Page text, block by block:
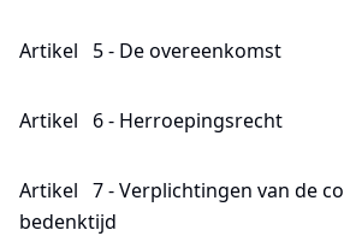
Artikel 5 - De overeenkomst
Artikel 6 - Herroepingsrecht
Artikel 7 - Verplichtingen van de
bedenktijd